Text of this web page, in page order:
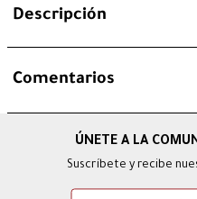
Descripción
Comentarios
Suscríbete y recibe